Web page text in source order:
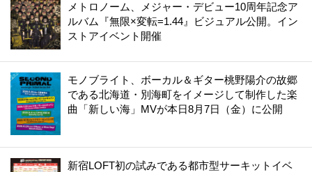
メトロノーム、メジャー・デビュー10周年記念ア
ルバム『無限×変転=1.44』ビジュアル公開。イン
ストアイベント開催
モノブライト、ボーカル＆ギター桃野陽介の故郷
である北海道・別海町をイメージして制作した楽
曲「新しい海」MVが本日8月7日（金）に公開
新宿LOFT初の試みである都市型サーキットイベ